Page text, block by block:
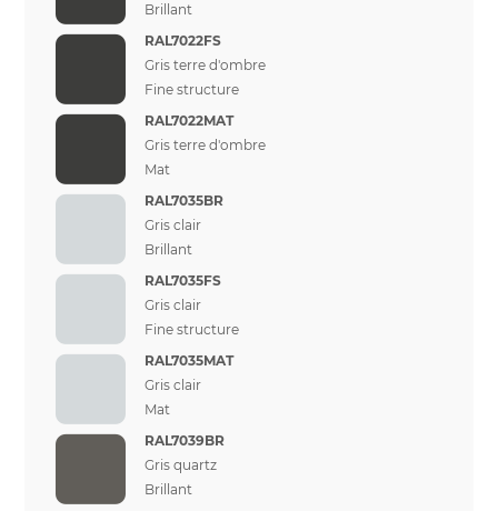
Brillant
RAL7022FS
Gris terre d'ombre
Fine structure
RAL7022MAT
Gris terre d'ombre
Mat
RAL7035BR
Gris clair
Brillant
RAL7035FS
Gris clair
Fine structure
RAL7035MAT
Gris clair
Mat
RAL7039BR
Gris quartz
Brillant